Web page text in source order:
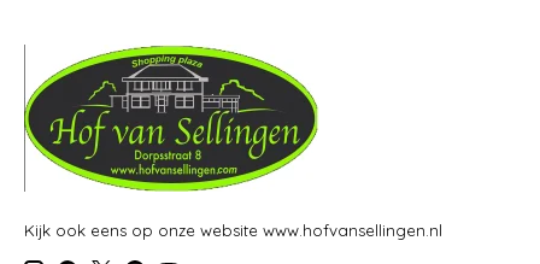
Kijk ook eens op onze website www.hofvansellingen.nl